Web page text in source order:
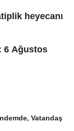
heyecanı
6 Ağustos
Vatandaş